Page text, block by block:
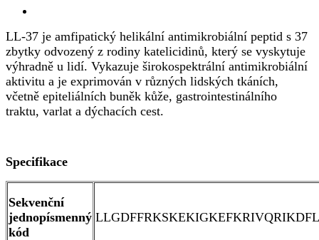
LL-37 je amfipatický helikální antimikrobiální peptid s 37
zbytky odvozený z rodiny katelicidinů, který se vyskytuje
výhradně u lidí. Vykazuje širokospektrální antimikrobiální
aktivitu a je exprimován v různých lidských tkáních,
včetně epiteliálních buněk kůže, gastrointestinálního
traktu, varlat a dýchacích cest.
Specifikace
Sekvenční
jednopísmenný
kód